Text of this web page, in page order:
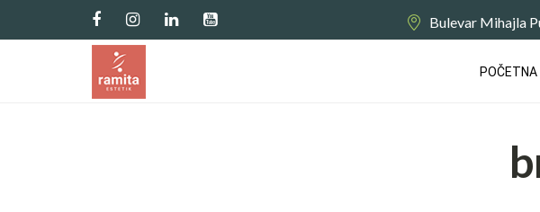
Bulevar Mihajla
POČETNA